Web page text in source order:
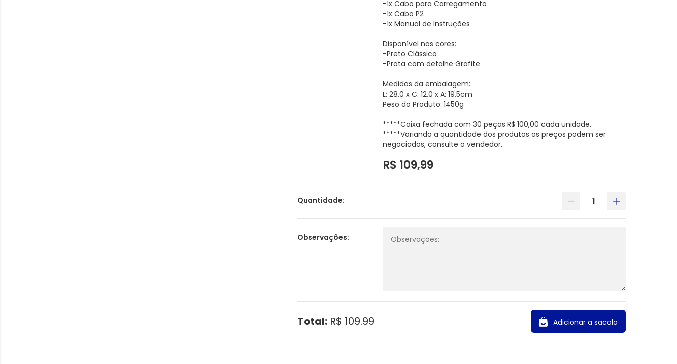
-1x Cabo para Carregamento
-1x Cabo P2
-1x Manual de Instruções
Disponível nas cores:
-Preto Clássico
-Prata com detalhe Grafite
Medidas da embalagem:
L: 28,0 x C: 12,0 x A: 19,5cm
Peso do Produto: 1450g
*****Caixa fechada com 30 peças R$ 100,00 cada unidade.
*****Variando a quantidade dos produtos os preços podem ser
negociados, consulte o vendedor.
R$ 109,99
Quantidade:
Observações:
Total:R$ 109.99 Adicionar a sacola